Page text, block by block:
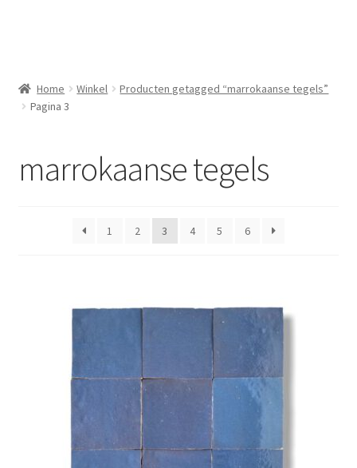
Mozaïekvellen
Contact
Home Winkel
Producten getagged “marrokaanse tegels”
Pagina 3
marrokaanse tegels
1 2 3 4 5 6